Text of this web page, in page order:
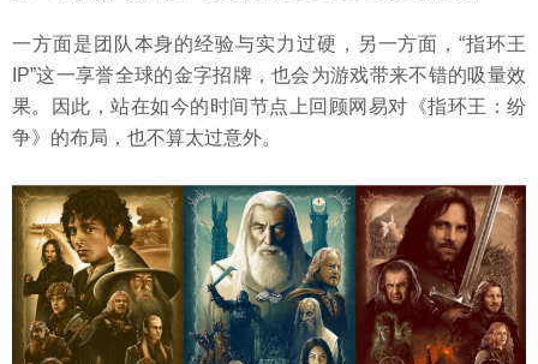
一方面是团队本身的经验与实力过硬，另一方面，“指环王
IP”这一享誉全球的金字招牌，也会为游戏带来不错的吸量效
果。因此，站在如今的时间节点上回顾网易对《指环王：纷
争》的布局，也不算太过意外。